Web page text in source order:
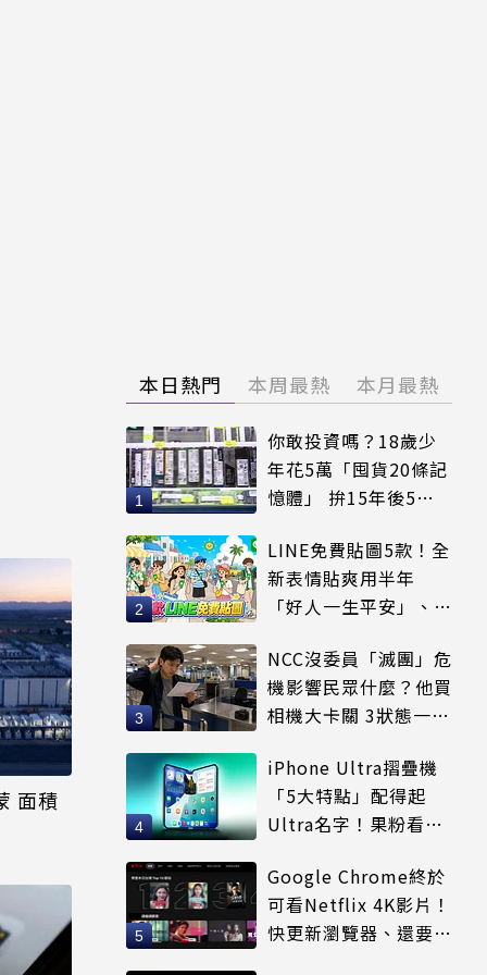
面積
本日熱門 本周最熱 本月最熱
你敢投資嗎？18歲少
年花5萬「囤貨20條記
憶體」 拚15年後5倍
LINE免費貼圖5款！全
新表情貼爽用半年
「好人一生平安」、
NCC沒委員「滅團」危
機影響民眾什麼？他買
相機大卡關 3狀態一同
iPhone Ultra摺疊機
「5大特點」配得起
Ultra名字！果粉看完
Google Chrome終於
可看Netflix 4K影片！
快更新瀏覽器、還要符